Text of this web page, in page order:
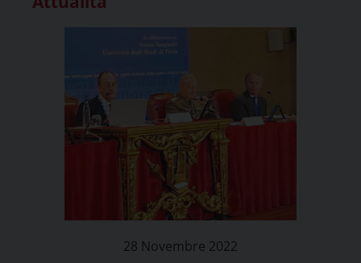
28 Novembre 2022